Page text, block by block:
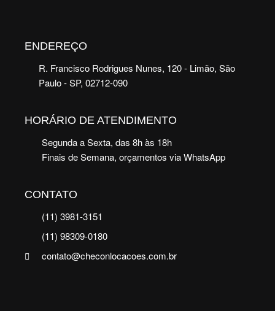
CONTATO
(11) 3981-3151
(11) 98309-0180
contato@checonlocacoes.com.br
HORÁRIO DE ATENDIMENTO
Segunda a Sexta, das 8h às 18h
Finais de Semana, orçamentos via WhatsApp
ENDEREÇO
R. Francisco Rodrigues Nunes, 120 - Limão, São
Paulo - SP, 02712-090